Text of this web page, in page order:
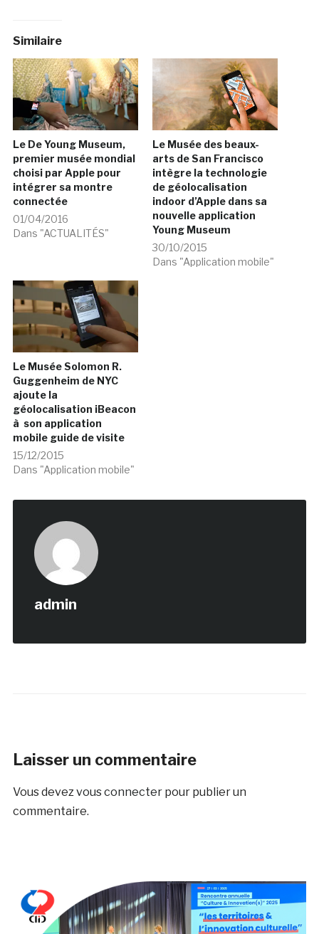
Similaire
Le De Young Museum,
premier musée mondial
choisi par Apple pour
intégrer sa montre
connectée
01/04/2016
Dans "ACTUALITÉS"
Le Musée des beaux-
arts de San Francisco
intègre la technologie
de géolocalisation
indoor d’Apple dans sa
nouvelle application
Young Museum
30/10/2015
Dans "Application mobile"
Le Musée Solomon R.
Guggenheim de NYC
ajoute la
géolocalisation iBeacon
à son application
mobile guide de visite
15/12/2015
Dans "Application mobile"
admin
Laisser un commentaire
Vous devez vous connecterpour publier un
commentaire.